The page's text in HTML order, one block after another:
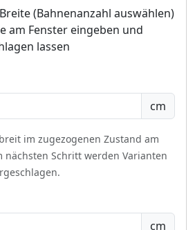
(Bahnenanzahl auswählen)
am Fenster eingeben und
lassen
cm
im zugezogenen Zustand am
nächsten Schritt werden Varianten
cm